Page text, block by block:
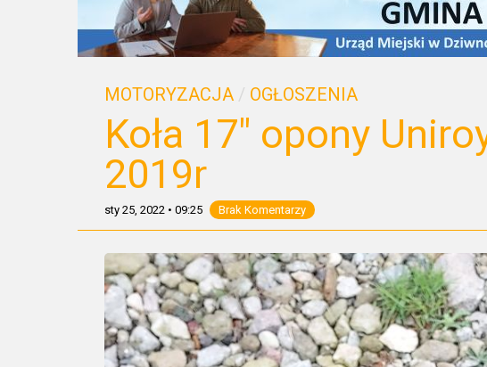
MOTORYZACJA / OGŁOSZENIA
Koła 17″ opony
2019r
sty 25, 2022 • 09:25 Brak Komentarzy